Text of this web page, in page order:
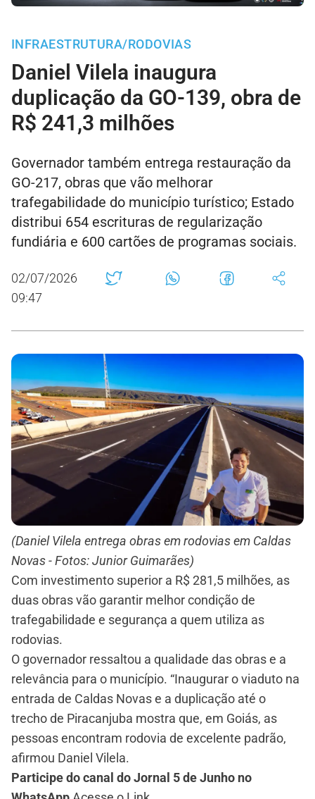
INFRAESTRUTURA/RODOVIAS
Daniel Vilela inaugura
duplicação da GO-139, obra de
R$ 241,3 milhões
Governador também entrega restauração da
GO-217, obras que vão melhorar
trafegabilidade do município turístico; Estado
distribui 654 escrituras de regularização
fundiária e 600 cartões de programas sociais.
02/07/2026
09:47
(Daniel Vilela entrega obras em rodovias em Caldas
Novas - Fotos: Junior Guimarães)
Com investimento superior a R$ 281,5 milhões, as
duas obras vão garantir melhor condição de
trafegabilidade e segurança a quem utiliza as
rodovias.
O governador ressaltou a qualidade das obras e a
relevância para o município. “Inaugurar o viaduto na
entrada de Caldas Novas e a duplicação até o
trecho de Piracanjuba mostra que, em Goiás, as
pessoas encontram rodovia de excelente padrão,
afirmou Daniel Vilela.
Participe do canal do Jornal 5 de Junho no